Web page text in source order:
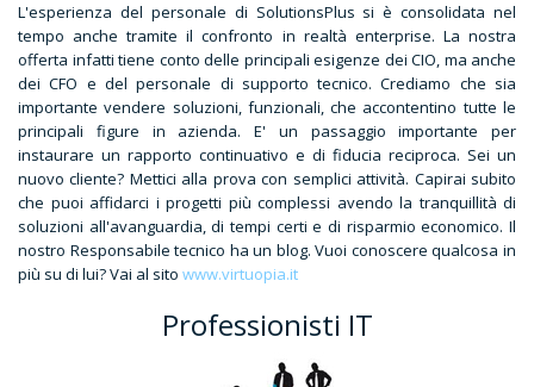
L'esperienza del personale di SolutionsPlus si è consolidata nel
tempo anche tramite il confronto in realtà enterprise. La nostra
offerta infatti tiene conto delle principali esigenze dei CIO, ma anche
dei CFO e del personale di supporto tecnico. Crediamo che sia
importante vendere soluzioni, funzionali, che accontentino tutte le
principali figure in azienda. E' un passaggio importante per
instaurare un rapporto continuativo e di fiducia reciproca. Sei un
nuovo cliente? Mettici alla prova con semplici attività. Capirai subito
che puoi affidarci i progetti più complessi avendo la tranquillità di
soluzioni all'avanguardia, di tempi certi e di risparmio economico. Il
nostro Responsabile tecnico ha un blog. Vuoi conoscere qualcosa in
più su di lui? Vai al sito www.virtuopia.it
Professionisti IT